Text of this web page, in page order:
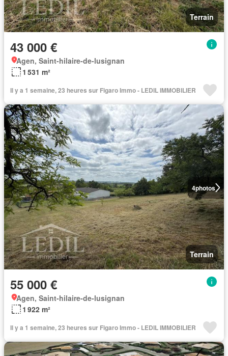
Terrain
43 000 €
Agen, Saint-hilaire-de-lusignan
1 531 m²
Il y a 1 semaine, 23 heures sur Figaro Immo - LEDIL IMMOBILIER
4photos
Terrain
55 000 €
Agen, Saint-hilaire-de-lusignan
1 922 m²
Il y a 1 semaine, 23 heures sur Figaro Immo - LEDIL IMMOBILIER